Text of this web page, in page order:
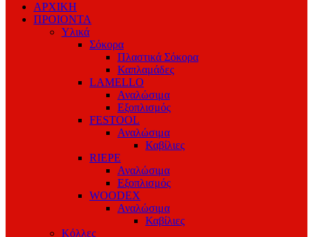
ΑΡΧΙΚΗ
ΠΡΟΙΟΝΤΑ
Υλικά
Σόκορα
Πλαστικά Σόκορα
Καπλαμάδες
LAMELLO
Αναλώσιμα
Εξοπλισμός
FESTOOL
Αναλώσιμα
Καβίλιες
RIEPE
Αναλώσιμα
Εξοπλισμός
WOODEX
Αναλώσιμα
Καβίλιες
Κόλλες